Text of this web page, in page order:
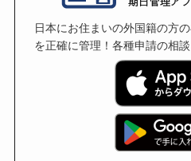
日本にお住まいの外国籍の方
を正確に管理！各種申請の相